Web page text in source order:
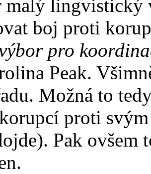
malý lingvistický
boj proti
pro
Peak.
Možná to
proti
Pak ovšem